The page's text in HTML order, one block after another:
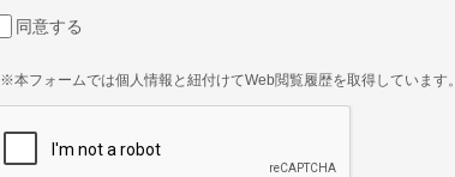
同意する
※本フォームでは個人情報と紐付けてWeb閲覧履歴を取得しています。